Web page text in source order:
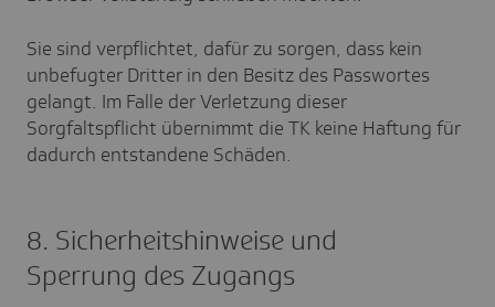
Sie sind verpflichtet, dafür zu sorgen, dass kein
unbefugter Dritter in den Besitz des Passwortes
gelangt. Im Falle der Verletzung dieser
Sorgfaltspflicht übernimmt die TK keine Haftung für
dadurch entstandene Schäden.
8. Sicherheitshinweise und
Sperrung des Zugangs